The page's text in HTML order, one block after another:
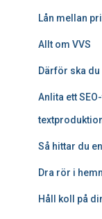
Lån mellan
Allt om VVS
Därför ska
Anlita ett
Så hittar du
Dra rör i
Håll koll på